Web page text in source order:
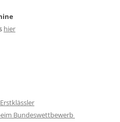
hier
Bundeswettbewerb